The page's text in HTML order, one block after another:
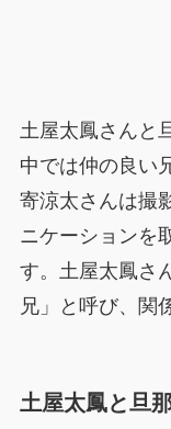
土屋太鳳さんと
中では仲の良い
寄涼太さんは撮
ニケーションを
す。土屋太鳳さ
兄」と呼び、関
土屋太鳳と旦